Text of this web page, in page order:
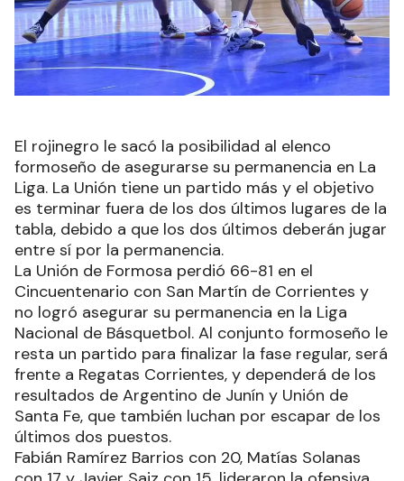
El rojinegro le sacó la posibilidad al elenco
formoseño de asegurarse su permanencia en La
Liga. La Unión tiene un partido más y el objetivo
es terminar fuera de los dos últimos lugares de la
tabla, debido a que los dos últimos deberán jugar
entre sí por la permanencia.
La Unión de Formosa perdió 66-81 en el
Cincuentenario con San Martín de Corrientes y
no logró asegurar su permanencia en la Liga
Nacional de Básquetbol. Al conjunto formoseño le
resta un partido para finalizar la fase regular, será
frente a Regatas Corrientes, y dependerá de los
resultados de Argentino de Junín y Unión de
Santa Fe, que también luchan por escapar de los
últimos dos puestos.
Fabián Ramírez Barrios con 20, Matías Solanas